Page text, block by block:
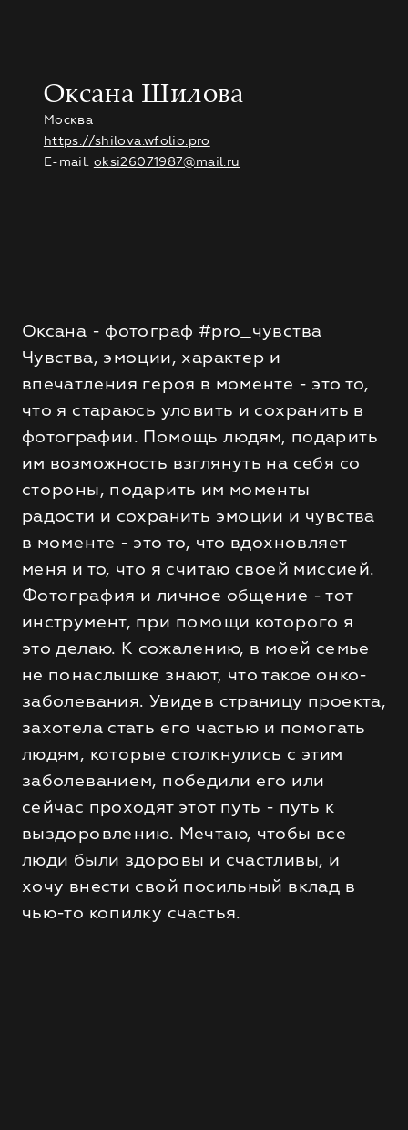
Оксана Шилова
Москва
https://shilova.wfolio.pro
E-mail: oksi26071987@mail.ru
Оксана - фотограф #pro_чувства
Чувства, эмоции, характер и
впечатления героя в моменте - это то,
что я стараюсь уловить и сохранить в
фотографии. Помощь людям, подарить
им возможность взглянуть на себя со
стороны, подарить им моменты
радости и сохранить эмоции и чувства
в моменте - это то, что вдохновляет
меня и то, что я считаю своей миссией.
Фотография и личное общение - тот
инструмент, при помощи которого я
это делаю. К сожалению, в моей семье
не понаслышке знают, что такое онко-
заболевания. Увидев страницу проекта,
захотела стать его частью и помогать
людям, которые столкнулись с этим
заболеванием, победили его или
сейчас проходят этот путь - путь к
выздоровлению. Мечтаю, чтобы все
люди были здоровы и счастливы, и
хочу внести свой посильный вклад в
чью-то копилку счастья.